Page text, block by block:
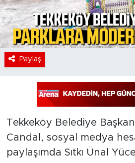
Paylaş
Tekkeköy Belediye
Candal, sosyal medya
paylaşımda Sıtkı Ünal